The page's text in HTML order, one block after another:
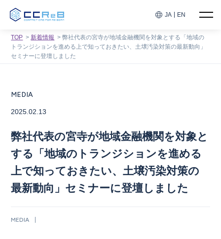
JA EN
TOP 新着情報
弊社代表の宮寺が地域金融機関を対象とする「地域の
トランジションを進める上で知っておきたい、土壌汚染対策の最新動向」
セミナーに登壇しました
MEDIA
2025.02.13
弊社代表の宮寺が地域金融機関を対象と
する「地域のトランジションを進める
上で知っておきたい、土壌汚染対策の
最新動向」セミナーに登壇しました
MEDIA